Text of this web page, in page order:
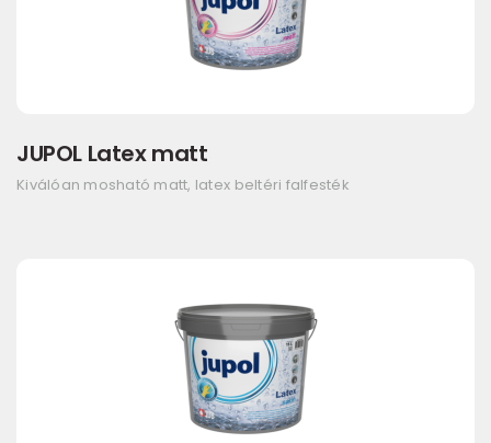
JUPOL Latex matt
Kiválóan mosható matt, latex beltéri falfesték